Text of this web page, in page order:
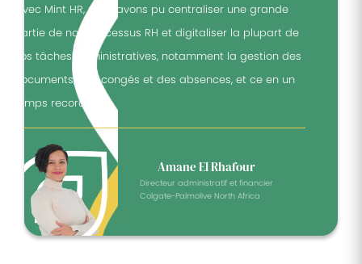
"Avec Mint HR, nous avons pu centraliser une grande
partie de nos processus RH et digitaliser la plupart de
nos tâches administratives, notamment la gestion des
documents, des congés et des absences, et ce en un
temps record."
Amane El Rhafour
Directeur administratif et financier
Colgate-Palmolive North Africa